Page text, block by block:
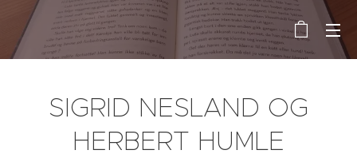
SIGRID NESLAND OG
HERBERT HUMLE